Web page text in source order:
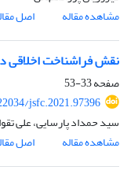
مشاهده مقاله
اصل
نقش فراشناخت اخلاقی
صفحه33-53
jsfc.2021.97396
سید حمداد پارسایی، علی
مشاهده مقاله
اصل